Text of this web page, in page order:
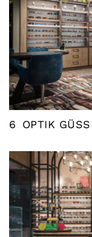
6 OPTIK